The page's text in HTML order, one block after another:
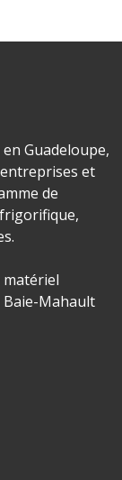
Guadeloupe,
et
de
matériel
Baie-Mahault